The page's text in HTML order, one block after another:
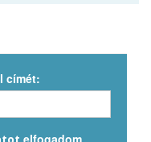
címét:
elfogadom.